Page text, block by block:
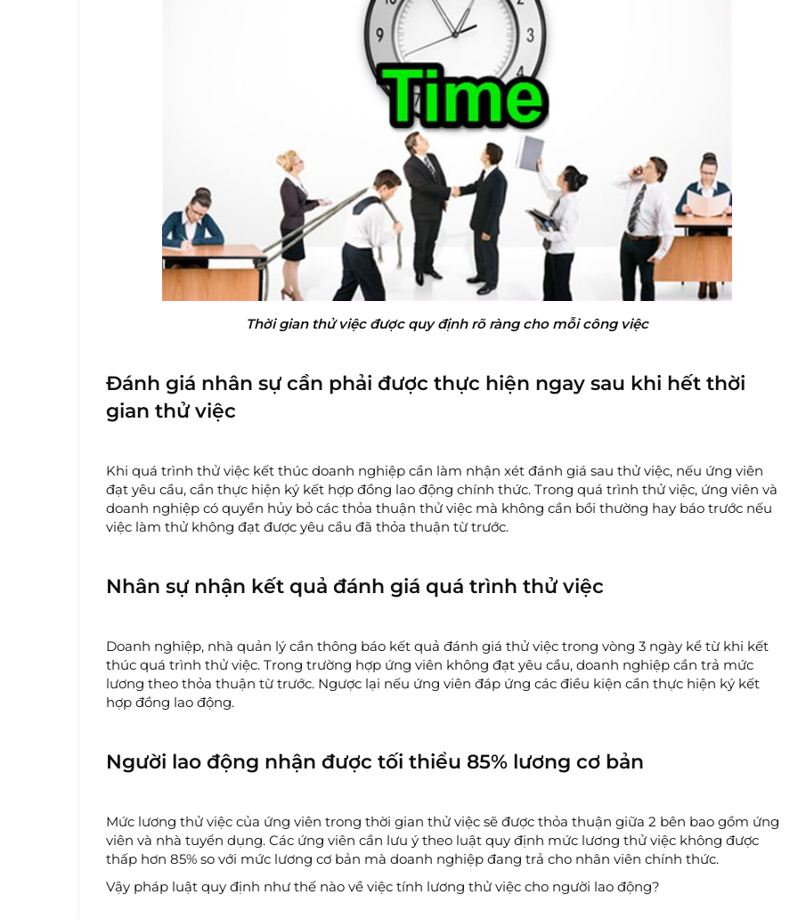
Thời gian thử việc được quy định rõ ràng cho mỗi công việc
Đánh giá nhân sự cần phải được thực hiện ngay sau khi hết thời
gian thử việc
Khi quá trình thử việc kết thúc doanh nghiệp cần làm nhận xét đánh giá sau thử việc, nếu ứng viên
đạt yêu cầu, cần thực hiện ký kết hợp đồng lao động chính thức. Trong quá trình thử việc, ứng viên và
doanh nghiệp có quyền hủy bỏ các thỏa thuận thử việc mà không cần bồi thường hay báo trước nếu
việc làm thử không đạt được yêu cầu đã thỏa thuận từ trước.
Nhân sự nhận kết quả đánh giá quá trình thử việc
Doanh nghiệp, nhà quản lý cần thông báo kết quả đánh giá thử việc trong vòng 3 ngày kể từ khi kết
thúc quá trình thử việc. Trong trường hợp ứng viên không đạt yêu cầu, doanh nghiệp cần trả mức
lương theo thỏa thuận từ trước. Ngược lại nếu ứng viên đáp ứng các điều kiện cần thực hiện ký kết
hợp đồng lao động.
Người lao động nhận được tối thiểu 85% lương cơ bản
Mức lương thử việc của ứng viên trong thời gian thử việc sẽ được thỏa thuận giữa 2 bên bao gồm ứng
viên và nhà tuyển dụng. Các ứng viên cần lưu ý theo luật quy định mức lương thử việc không được
thấp hơn 85% so với mức lương cơ bản mà doanh nghiệp đang trả cho nhân viên chính thức.
Vậy pháp luật quy định như thế nào về việc tính lương thử việc cho người lao động?